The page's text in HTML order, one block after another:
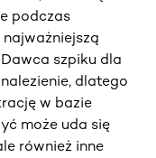
podczas
szpiku dla
dlatego
w bazie
może uda się
również inne